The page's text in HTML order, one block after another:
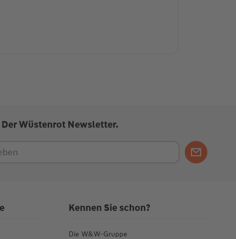
Wüstenrot Newsletter.
Kennen Sie schon?
Die W&W-Gruppe